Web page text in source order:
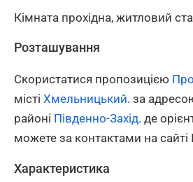
Кімната прохідна, житловий
Розташування
Скористатися пропозицією
місті Хмельницький. за
районі Південно-Захід. де
можете за контактами на сайті
Характеристика